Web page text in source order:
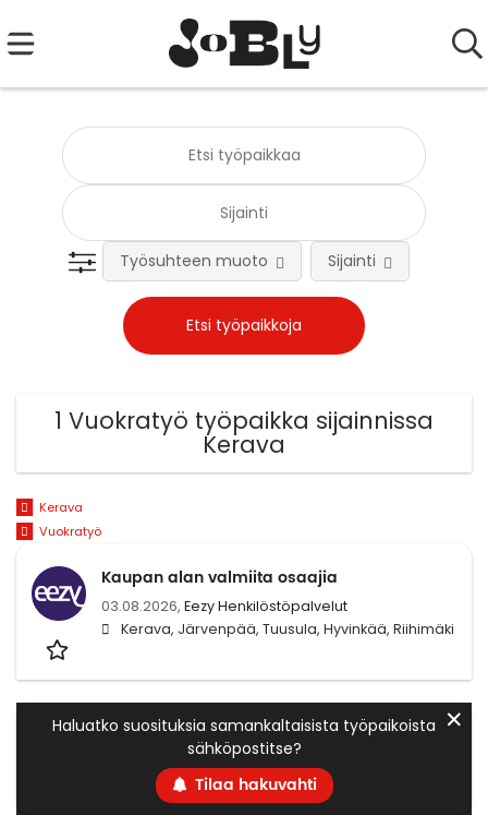
Työsuhteen muoto Sijainti
1 Vuokratyö työpaikka sijainnissa
Kerava
Kerava
Vuokratyö
Kaupan alan valmiita osaajia
03.08.2026, Eezy Henkilöstöpalvelut
Kerava, Järvenpää, Tuusula, Hyvinkää, Riihimäki
Haluatko suosituksia samankaltaisista työpaikoista
sähköpostitse?
Tilaa hakuvahti
✕